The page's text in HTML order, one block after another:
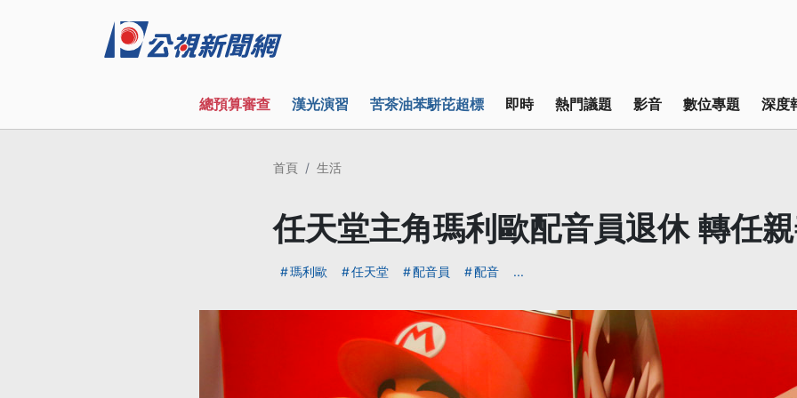
總預算審查 漢光演習 苦茶油苯駢芘超標 即時 熱門議題 影音 數位專題 深度
首頁 生活
任天堂主角瑪利歐配音員退休 轉任
瑪利歐 任天堂 配音員 配音 ...